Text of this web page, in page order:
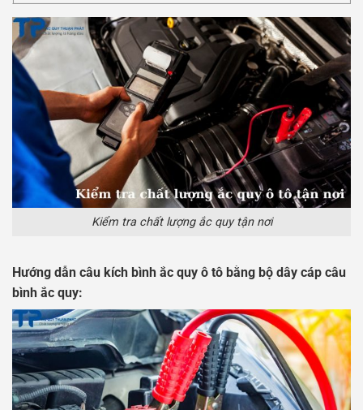
Kiểm tra chất lượng ắc quy tận nơi
Hướng dẫn câu kích bình ắc quy ô tô bằng bộ dây cáp câu
bình ắc quy: